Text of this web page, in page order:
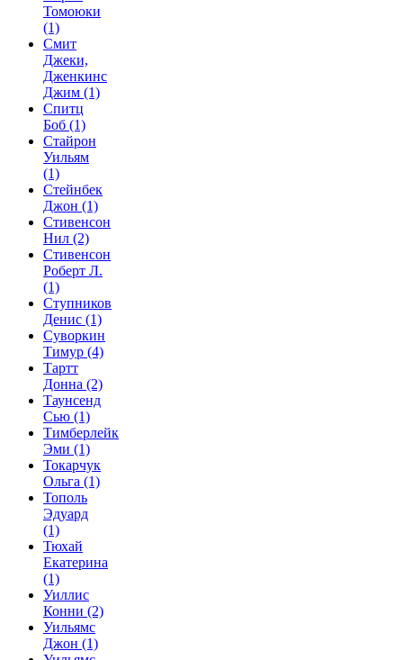
Томоюки
(1)
Смит
Джеки,
Дженкинс
Джим (1)
Спитц
Боб (1)
Стайрон
Уильям
(1)
Стейнбек
Джон (1)
Стивенсон
Нил (2)
Стивенсон
Роберт Л.
(1)
Ступников
Денис (1)
Суворкин
Тимур (4)
Тартт
Донна (2)
Таунсенд
Сью (1)
Тимберлейк
Эми (1)
Токарчук
Ольга (1)
Тополь
Эдуард
(1)
Тюхай
Екатерина
(1)
Уиллис
Конни (2)
Уильямс
Джон (1)